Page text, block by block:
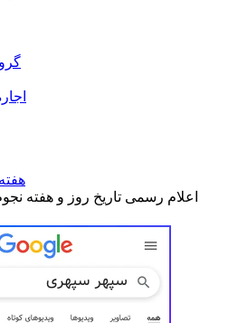
اعلام رسمی تاریخ روز و هفته نجوم سال ۱۴۰۴